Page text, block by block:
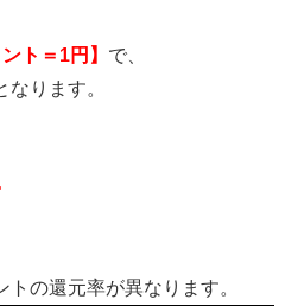
ント＝1円】 で、
ります。
の還元率が異なります。